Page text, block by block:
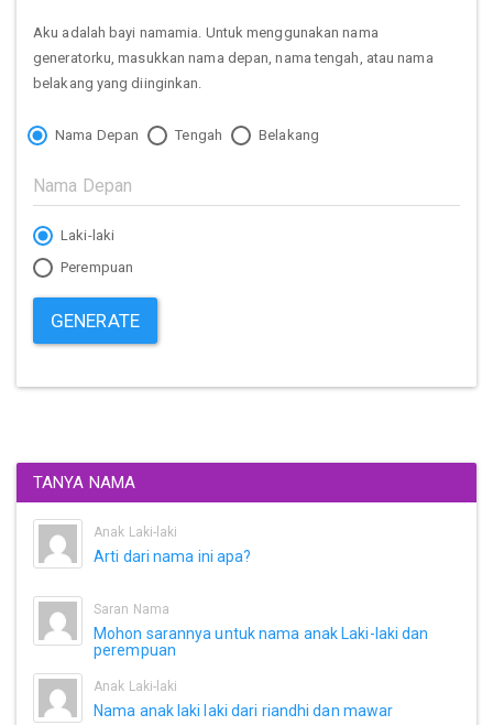
Aku adalah bayi namamia. Untuk menggunakan nama
generatorku, masukkan nama depan, nama tengah, atau nama
belakang yang diinginkan.
Nama Depan Tengah Belakang
Laki-laki
Perempuan
GENERATE
TANYA NAMA
Anak Laki-laki
Arti dari nama ini apa?
Saran Nama
Mohon sarannya untuk nama anak Laki-laki dan
perempuan
Anak Laki-laki
Nama anak laki laki dari riandhi dan mawar